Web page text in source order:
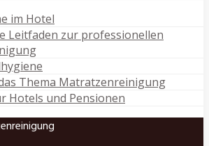
im Hotel
Leitfaden zur professionellen
Thema Matratzenreinigung
Hotels und Pensionen